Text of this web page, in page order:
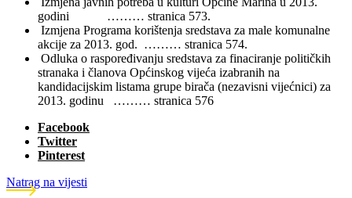
godini ……… stranica 573.
Izmjena Programa korištenja sredstava za male komunalne
akcije za 2013. god. ……… stranica 574.
Odluka o raspoređivanju sredstava za finaciranje političkih
stranaka i članova Općinskog vijeća izabranih na
kandidacijskim listama grupe birača (nezavisni vijećnici) za
2013. godinu ……… stranica 576
Facebook
Twitter
Pinterest
Natrag na vijesti